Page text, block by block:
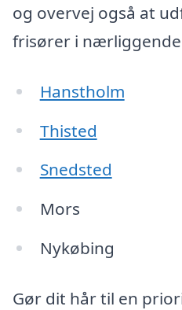
og overvej også at
frisører i
Hanstholm
Thisted
Snedsted
Mors
Nykøbing
Gør dit hår til en